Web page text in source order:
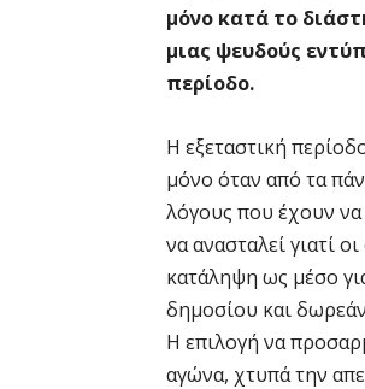
μόνο κατά το
μιας ψευδούς
περίοδο.
Η εξεταστική
μόνο όταν από τα
λόγους που έχουν
να ανασταλεί γιατί
κατάληψη ως μέσο
δημοσίου και
Η επιλογή να
αγώνα, χτυπά την